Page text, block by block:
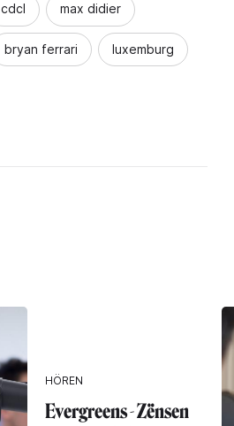
cdcl max didier
bryan ferrari luxemburg
HÖREN
Evergreens - Zënsen